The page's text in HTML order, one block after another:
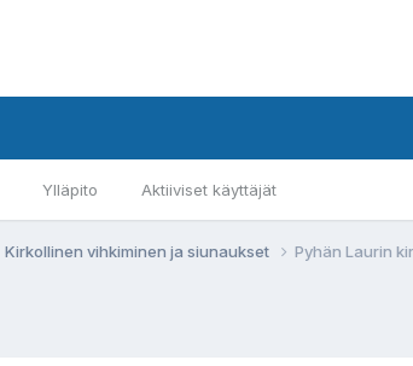
Ylläpito Aktiiviset käyttäjät
Kirkollinen vihkiminen ja siunaukset Pyhän Laurin